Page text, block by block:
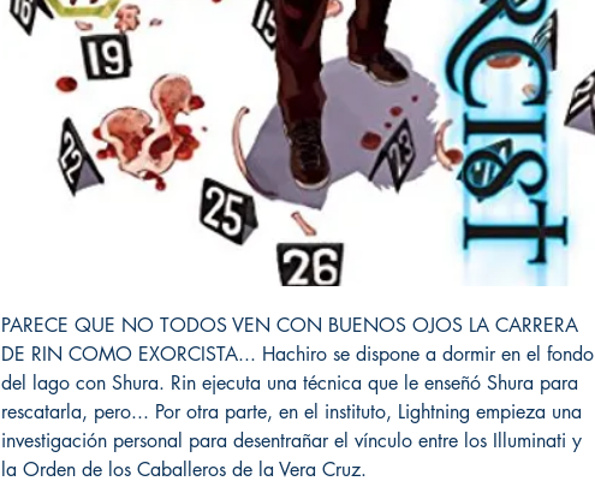
PARECE QUE NO TODOS VEN CON BUENOS OJOS LA CARRERA
DE RIN COMO EXORCISTA... Hachiro se dispone a dormir en el fondo
del lago con Shura. Rin ejecuta una técnica que le enseñó Shura para
rescatarla, pero... Por otra parte, en el instituto, Lightning empieza una
investigación personal para desentrañar el vínculo entre los Illuminati y
la Orden de los Caballeros de la Vera Cruz.